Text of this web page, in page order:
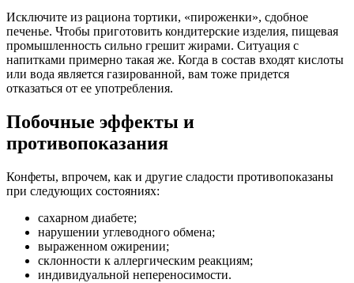
Исключите из рациона тортики, «пироженки», сдобное
печенье. Чтобы приготовить кондитерские изделия, пищевая
промышленность сильно грешит жирами. Ситуация с
напитками примерно такая же. Когда в состав входят кислоты
или вода является газированной, вам тоже придется
отказаться от ее употребления.
Побочные эффекты и
противопоказания
Конфеты, впрочем, как и другие сладости противопоказаны
при следующих состояниях:
сахарном диабете;
нарушении углеводного обмена;
выраженном ожирении;
склонности к аллергическим реакциям;
индивидуальной непереносимости.